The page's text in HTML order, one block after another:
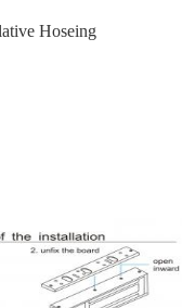
Hoseing